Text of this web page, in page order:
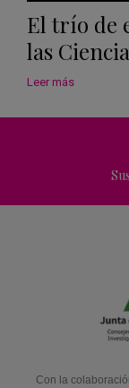
El trío de
las
Leer más
Con la